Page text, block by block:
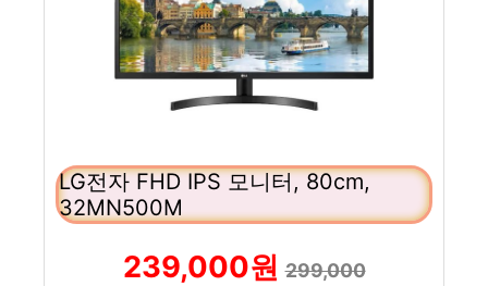
LG전자 FHD IPS 모니터, 80cm,
32MN500M
239,000원299,000